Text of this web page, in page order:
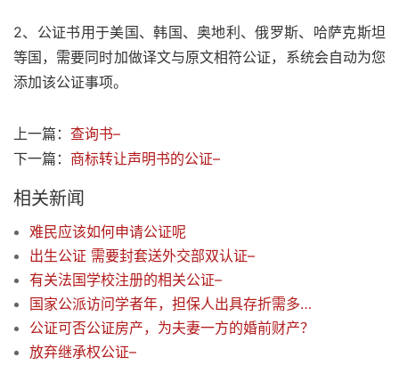
2、公证书用于美国、韩国、奥地利、俄罗斯、哈萨克斯坦
等国，需要同时加做译文与原文相符公证，系统会自动为您
添加该公证事项。
上一篇： 查询书–
下一篇： 商标转让声明书的公证–
相关新闻
难民应该如何申请公证呢
出生公证 需要封套送外交部双认证–
有关法国学校注册的相关公证–
国家公派访问学者年，担保人出具存折需多少钱？谢谢–
公证可否公证房产，为夫妻一方的婚前财产？
放弃继承权公证–